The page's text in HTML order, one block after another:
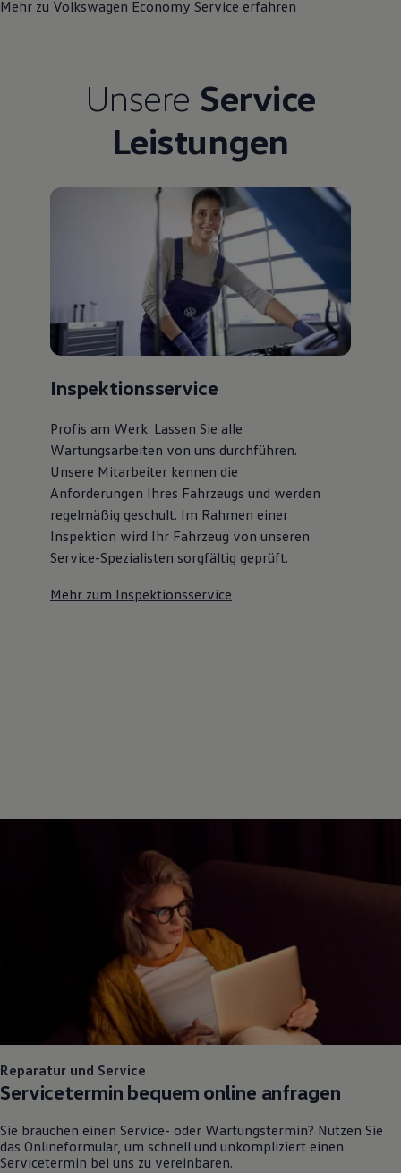
Mehr zu Volkswagen Economy Service erfahren
Unsere Service
Leistungen
Inspektionsservice
Profis am Werk: Lassen Sie alle
Wartungsarbeiten von uns durchführen.
Unsere Mitarbeiter kennen die
Anforderungen Ihres Fahrzeugs und werden
regelmäßig geschult. Im Rahmen einer
Inspektion wird Ihr Fahrzeug von unseren
Service-Spezialisten sorgfältig geprüft.
Mehr zum Inspektionsservice
Reparatur und Service
Servicetermin bequem online anfragen
Sie brauchen einen Service- oder Wartungstermin? Nutzen Sie
das Onlineformular, um schnell und unkompliziert einen
Servicetermin bei uns zu vereinbaren.